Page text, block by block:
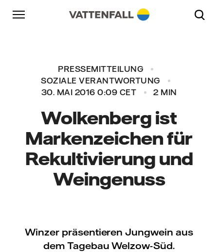
Überspringen
Zurück zur Hauptnavigation
Gehe zur Fußzeile
PRESSEMITTEILUNG
SOZIALE VERANTWORTUNG
30. MAI 2016 0:09 CET
2 MIN
Wolkenberg ist
Markenzeichen für
Rekultivierung und
Weingenuss
Winzer präsentieren Jungwein aus
dem Tagebau Welzow-Süd.
Zurück zur Hauptnavigation